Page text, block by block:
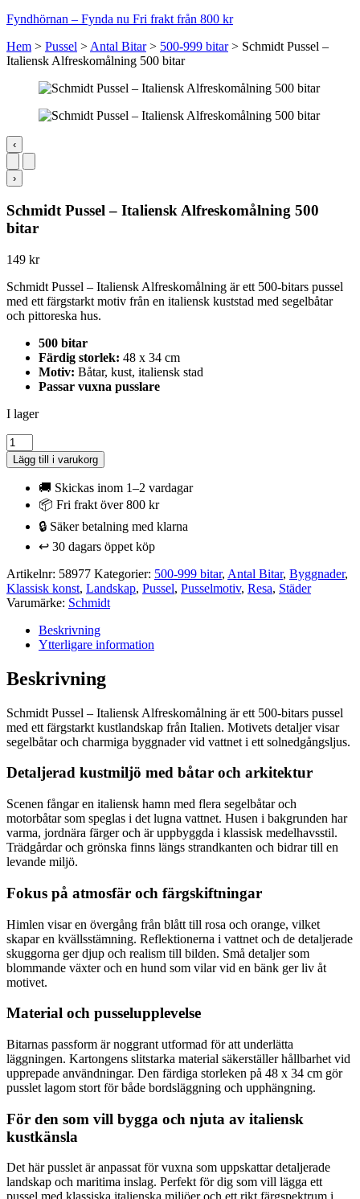
Fyndhörnan – Fynda nu Fri frakt från 800 kr
Hem > Pussel >Antal Bitar> 500-999 bitar> Schmidt Pussel –
Italiensk Alfreskomålning 500 bitar
‹
›
Schmidt Pussel – Italiensk Alfreskomålning 500
bitar
149 kr
Schmidt Pussel – Italiensk Alfreskomålning är ett 500-bitars pussel
med ett färgstarkt motiv från en italiensk kuststad med segelbåtar
och pittoreska hus.
500 bitar
Färdig storlek: 48 x 34 cm
Motiv: Båtar, kust, italiensk stad
Passar vuxna pusslare
I lager
Schmidt
Pussel
-
Italiensk
Alfreskomålning
bitar
Lägg till i varukorg
🚚 Skickas inom 1–2 vardagar
📦 Fri frakt över 800 kr
🔒 Säker betalning med klarna
↩️ 30 dagars öppet köp
Artikelnr: 58977 Kategorier: 500-999 bitar, Antal Bitar, Byggnader,
Klassisk konst, Landskap, Pussel, Pusselmotiv, Resa, Städer
Varumärke: Schmidt
Beskrivning
Ytterligare information
Beskrivning
Schmidt Pussel – Italiensk Alfreskomålning är ett 500-bitars pussel
med ett färgstarkt kustlandskap från Italien. Motivets detaljer visar
segelbåtar och charmiga byggnader vid vattnet i ett solnedgångsljus.
Detaljerad kustmiljö med båtar och arkitektur
Scenen fångar en italiensk hamn med flera segelbåtar och
motorbåtar som speglas i det lugna vattnet. Husen i bakgrunden har
varma, jordnära färger och är uppbyggda i klassisk medelhavsstil.
Trädgårdar och grönska finns längs strandkanten och bidrar till en
levande miljö.
Fokus på atmosfär och färgskiftningar
Himlen visar en övergång från blått till rosa och orange, vilket
skapar en kvällsstämning. Reflektionerna i vattnet och de detaljerade
skuggorna ger djup och realism till bilden. Små detaljer som
blommande växter och en hund som vilar vid en bänk ger liv åt
motivet.
Material och pusselupplevelse
Bitarnas passform är noggrant utformad för att underlätta
läggningen. Kartongens slitstarka material säkerställer hållbarhet vid
upprepade användningar. Den färdiga storleken på 48 x 34 cm gör
pusslet lagom stort för både bordsläggning och upphängning.
För den som vill bygga och njuta av italiensk
kustkänsla
Det här pusslet är anpassat för vuxna som uppskattar detaljerade
landskap och maritima inslag. Perfekt för dig som vill lägga ett